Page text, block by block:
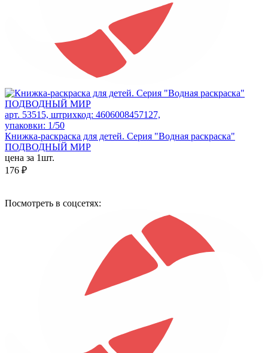
арт. 53515, штрихкод: 4606008457127,
упаковки: 1/50
Книжка-раскраска для детей. Серия "Водная раскраска"
ПОДВОДНЫЙ МИР
цена за 1шт.
176 ₽
Посмотреть в соцсетях: